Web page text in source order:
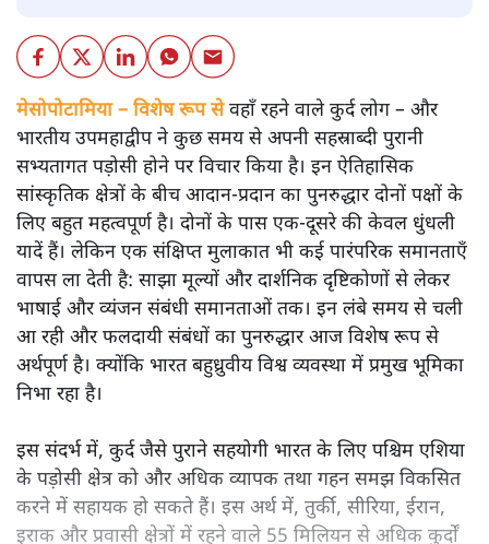
मेसोपोटामिया – विशेष रूप सेवहाँ रहने वाले कुर्द लोग – और
भारतीय उपमहाद्वीप ने कुछ समय से अपनी सहस्राब्दी पुरानी
सभ्यतागत पड़ोसी होने पर विचार किया है। इन ऐतिहासिक
सांस्कृतिक क्षेत्रों के बीच आदान-प्रदान का पुनरुद्धार दोनों पक्षों के
लिए बहुत महत्वपूर्ण है। दोनों के पास एक-दूसरे की केवल धुंधली
यादें हैं। लेकिन एक संक्षिप्त मुलाकात भी कई पारंपरिक समानताएँ
वापस ला देती है: साझा मूल्यों और दार्शनिक दृष्टिकोणों से लेकर
भाषाई और व्यंजन संबंधी समानताओं तक। इन लंबे समय से चली
आ रही और फलदायी संबंधों का पुनरुद्धार आज विशेष रूप से
अर्थपूर्ण है। क्योंकि भारत बहुध्रुवीय विश्व व्यवस्था में प्रमुख भूमिका
निभा रहा है।
इस संदर्भ में, कुर्द जैसे पुराने सहयोगी भारत के लिए पश्चिम एशिया
के पड़ोसी क्षेत्र को और अधिक व्यापक तथा गहन समझ विकसित
करने में सहायक हो सकते हैं। इस अर्थ में, तुर्की, सीरिया, ईरान,
इराक और प्रवासी क्षेत्रों में रहने वाले 55 मिलियन से अधिक कुर्दों